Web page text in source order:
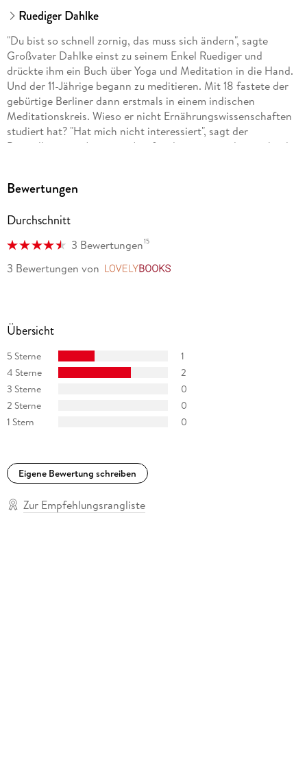
Ruediger Dahlke
"Du bist so schnell zornig, das muss sich ändern", sagte
Großvater Dahlke einst zu seinem Enkel Ruediger und
drückte ihm ein Buch über Yoga und Meditation in die Hand.
Und der 11-Jährige begann zu meditieren. Mit 18 fastete der
gebürtige Berliner dann erstmals in einem indischen
Meditationskreis. Wieso er nicht Ernährungswissenschaften
studiert hat? "Hat mich nicht interessiert", sagt der
Bestsellerautor. Aus einer Arztfamilie stammend, entschied
klassischen Schulmedizin und wandte sich der
verfasst er vor allem Bücher und arbeitet als Seminarleiter
und Trainer. Zehn bis zwölf Wochen pro Jahr lebt er in seinem
Fasten- und Seminarzentrum in der Südsteiermark.
Ansonsten in der Schweiz oder immer wieder auf Bali. Oder
Bewertungen
Durchschnitt
3 Bewertungen15
3 Bewertungen von
Übersicht
5 Sterne
1
4 Sterne
2
3 Sterne
0
2 Sterne
0
1 Stern
0
Eigene Bewertung schreiben
Zur Empfehlungsrangliste